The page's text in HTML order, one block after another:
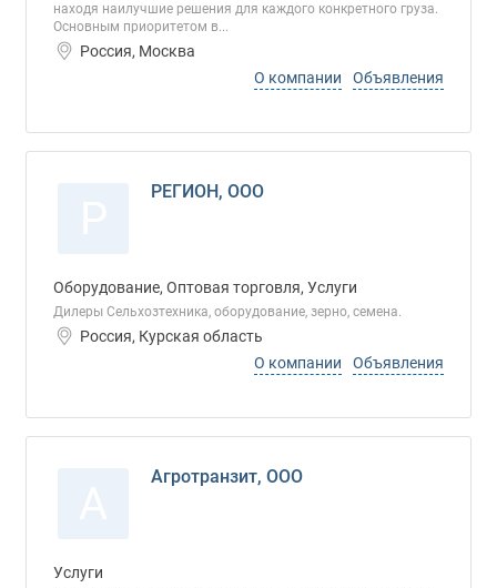
находя наилучшие решения для каждого конкретного груза.
Основным приоритетом в...
Россия, Москва
О компании
Объявления
РЕГИОН, ООО
Оборудование, Оптовая торговля, Услуги
Дилеры Сельхозтехника, оборудование, зерно, семена.
Россия, Курская область
О компании
Объявления
Агротранзит, ООО
Услуги